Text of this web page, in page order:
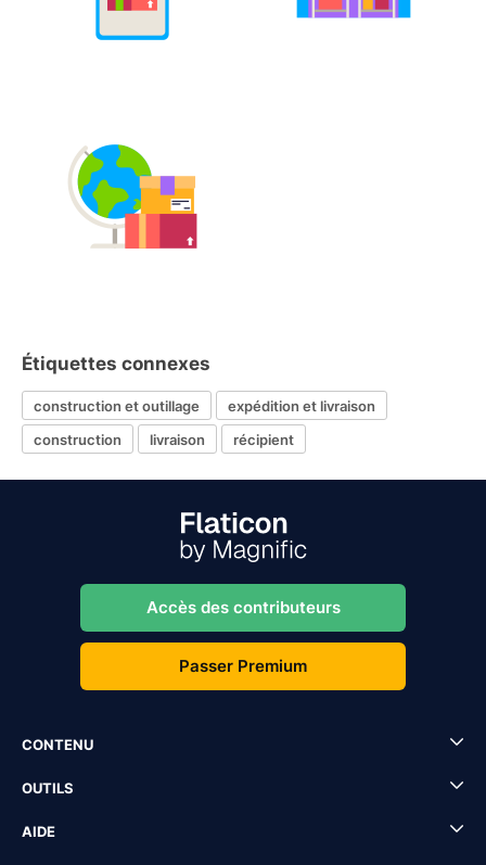
Étiquettes connexes
construction et outillage
expédition et livraison
construction
livraison récipient
Accès des contributeurs
Passer Premium
CONTENU
OUTILS
AIDE